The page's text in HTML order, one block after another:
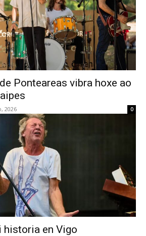
Ponteareas vibra hoxe ao
2026 0
historia en Vigo